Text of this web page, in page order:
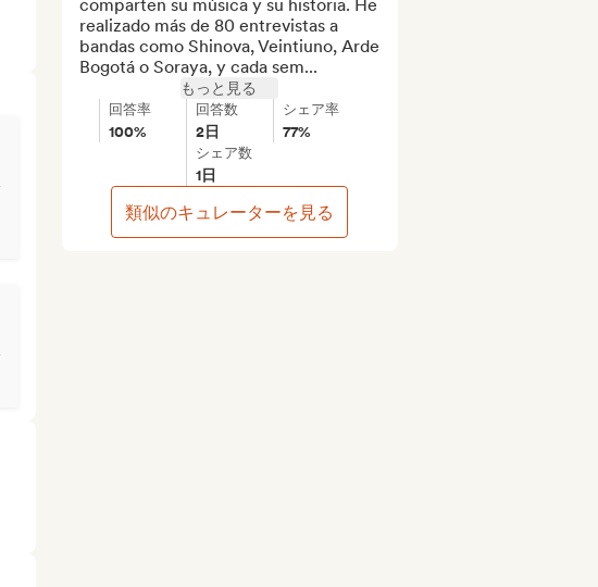
comparten su música y su historia. He
realizado más de 80 entrevistas a
bandas como Shinova, Veintiuno, Arde
Bogotá o Soraya, y cada sem...
もっと見る
回答率
100%
回答数
2日
シェア率
77%
シェア数
1日
類似のキュレーターを見る